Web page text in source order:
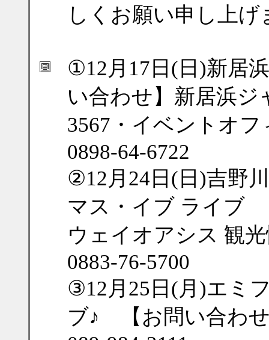
しくお願い申し上げ
①12月17日(日)新居
い合わせ】新居浜
3567・イベントオ
0898-64-6722
②12月24日(日)吉野
マス・イブ ライブ
ウェイオアシス 観
0883-76-5700
③12月25日(月)エミ
ブ♪ 【お問い合わ